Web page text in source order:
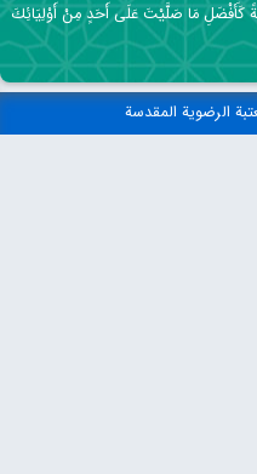
كَأَفْضَلِ مَا صَلَّيْتَ عَلَى أَحَدٍ مِنْ أَوْلِيَائِكَ
الرضوية المقدسة